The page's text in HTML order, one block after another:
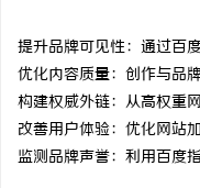
提升品牌可见性：通过百
优化内容质量：创作与品
构建权威外链：从高权重
改善用户体验：优化网站
监测品牌声誉：利用百度